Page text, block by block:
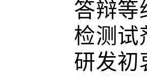
答辩等
检测试
研发初